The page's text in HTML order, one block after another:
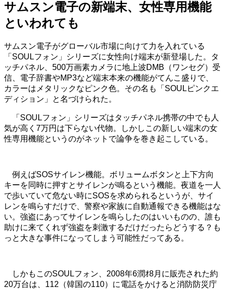
サムスン電子の新端末、女性専用機能
といわれても
サムスン電子がグローバル市場に向けて力を入れている
「SOULフォン」シリーズに女性向け端末が新登場した。タ
ッチパネル、500万画素カメラに地上波DMB（ワンセグ）受
信、電子辞書やMP3など端末本来の機能がてんこ盛りで、
カラーはメタリックなピンク色。その名も「SOULピンクエ
ディション」と名づけられた。
「SOULフォン」シリーズはタッチパネル携帯の中でも人
気が高く7万円は下らない代物。しかしこの新しい端末の女
性専用機能というのがネットで論争を巻き起こしている。
例えばSOSサイレン機能。ボリュームボタンと上下方向
キーを同時に押すとサイレンが鳴るという機能。夜道を一人
で歩いていて危ない時にSOSを求められるというが、サイ
レンを鳴らすだけで、警察や家族に自動通報できる機能はな
い。強盗にあってサイレンを鳴らしたのはいいものの、誰も
助けに来てくれず強盗を刺激するだけだったらどうする？も
っと大きな事件になってしまう可能性だってある。
しかもこのSOULフォン、2008年6潤ｵ8月に販売された約
20万台は、112（韓国の110）に電話をかけると消防防災庁